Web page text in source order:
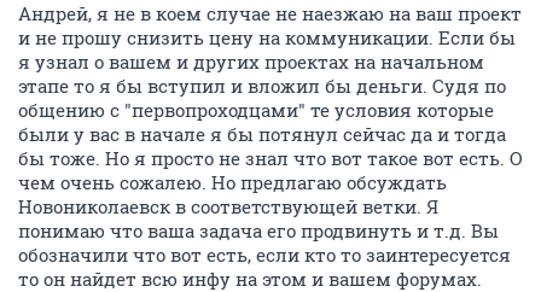
Андрей, я не в коем случае не наезжаю на ваш проект
и не прошу снизить цену на коммуникации. Если бы
я узнал о вашем и других проектах на начальном
этапе то я бы вступил и вложил бы деньги. Судя по
общению с "первопроходцами" те условия которые
были у вас в начале я бы потянул сейчас да и тогда
бы тоже. Но я просто не знал что вот такое вот есть. О
чем очень сожалею. Но предлагаю обсуждать
Новониколаевск в соответствующей ветки. Я
понимаю что ваша задача его продвинуть и т.д. Вы
обозначили что вот есть, если кто то заинтересуется
то он найдет всю инфу на этом и вашем форумах.